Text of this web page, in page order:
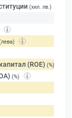
(хил. лв.)
(ROE) (%)
(%)